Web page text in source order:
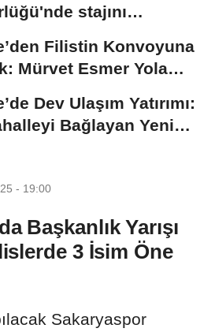
stajını
Filistin Konvoyuna
Mürvet Esmer Yola
Dev Ulaşım Yatırımı:
Bağlayan Yeni
- 19:00
Başkanlık Yarışı
3 İsim Öne
Sakaryaspor